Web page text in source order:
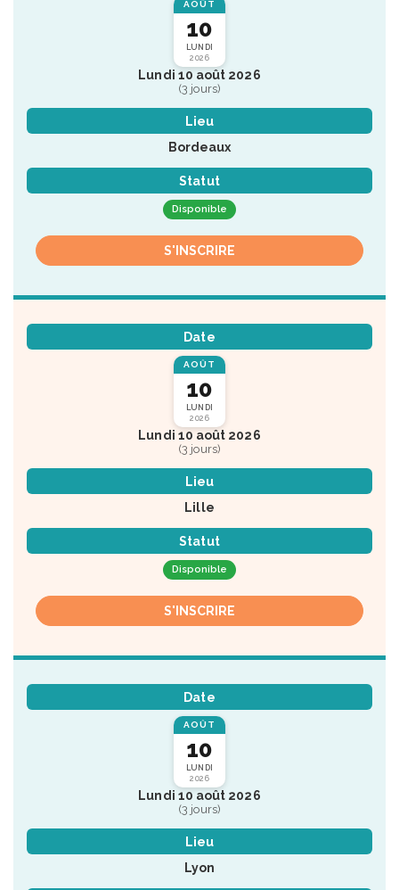
AOÛT
10
LUNDI
2026
Lundi 10 août 2026
(3 jours)
Lieu
Bordeaux
Statut
Disponible
S'INSCRIRE
Date
AOÛT
10
LUNDI
2026
Lundi 10 août 2026
(3 jours)
Lieu
Lille
Statut
Disponible
S'INSCRIRE
Date
AOÛT
10
LUNDI
2026
Lundi 10 août 2026
(3 jours)
Lieu
Lyon